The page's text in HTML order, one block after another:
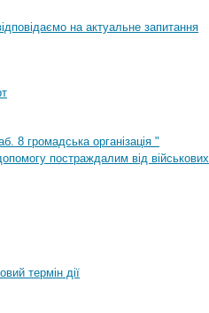
на актуальне запитання
8 громадська організація "
постраждалим від військових
термін дії